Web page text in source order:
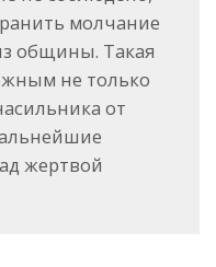
молчание
общины. Такая
не только
от
жертвой